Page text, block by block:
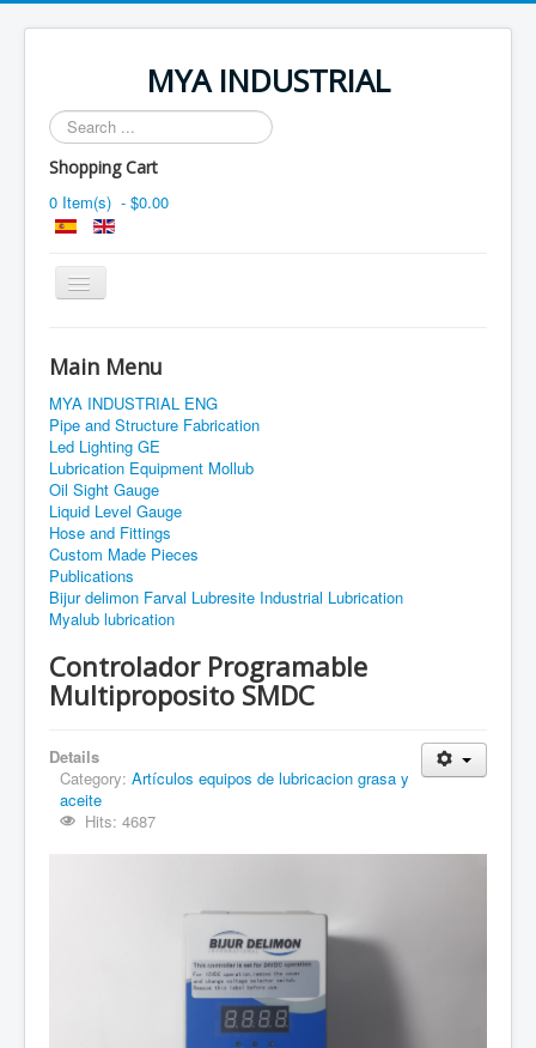
MYA INDUSTRIAL
Search
...
Shopping Cart
0 Item(s) - $0.00
Toggle
Navigation
Main Menu
MYA INDUSTRIAL ENG
Pipe and Structure Fabrication
Led Lighting GE
Lubrication Equipment Mollub
Oil Sight Gauge
Liquid Level Gauge
Hose and Fittings
Custom Made Pieces
Publications
Bijur delimon Farval Lubresite Industrial Lubrication
Myalub lubrication
Controlador Programable
Multiproposito SMDC
Details
Category: Artículos equipos de lubricacion grasa y
aceite
Hits: 4687